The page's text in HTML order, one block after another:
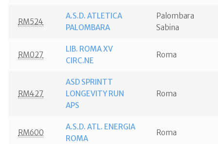
RM524
A.S.D. ATLETICA
PALOMBARA
Palombara
Sabina
RM027
LIB. ROMA XV
CIRC.NE
Roma
RM427
ASD SPRINTT
LONGEVITY RUN
APS
Roma
RM600
A.S.D. ATL. ENERGIA
ROMA
Roma